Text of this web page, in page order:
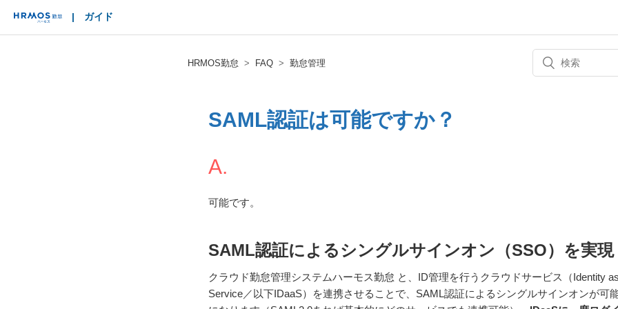
HRMOS
| ガイド
HRMOS勤怠 FAQ 勤怠管理
SAML認証は可能ですか？
A.
可能です。
SAML認証によるシングルサインオン（SSO）を実現
クラウド勤怠管理システムハーモス勤怠 と、ID管理を行うクラウドサービス（Identity
Service／以下IDaaS）を連携させることで、SAML認証によるシングルサインオンが可